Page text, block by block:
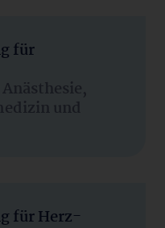
für
und
für Herz-